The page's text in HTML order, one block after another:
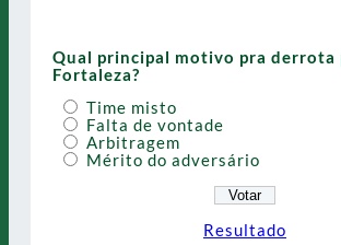
Qual principal motivo pra derrota
Fortaleza?
Time misto
Falta de vontade
Arbitragem
Mérito do adversário
Resultado